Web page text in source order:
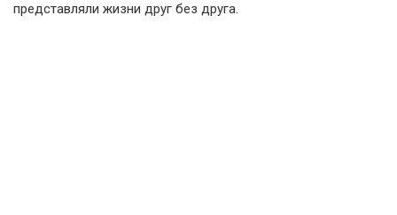
представляли жизни друг без друга.